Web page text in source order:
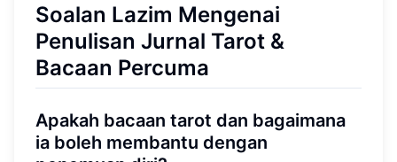
Soalan Lazim Mengenai
Penulisan Jurnal Tarot &
Bacaan Percuma
Apakah bacaan tarot dan bagaimana
ia boleh membantu dengan